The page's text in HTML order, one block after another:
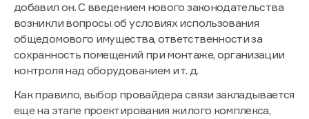
взаимодействием с управляющими компаниями,
добавил он. С введением нового законодательства
возникли вопросы об условиях использования
общедомового имущества, ответственности за
сохранность помещений при монтаже, организации
Как правило, выбор провайдера связи закладывается